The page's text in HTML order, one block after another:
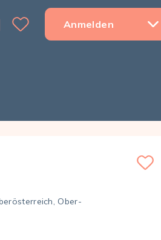
Menu Toggle Dropdown
Favorite Menu Toggle Dropdown
Anmelden
Ober­